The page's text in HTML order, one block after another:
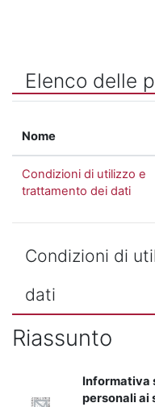
Elenco delle
Nome
Condizioni di utilizzo e
trattamento dei dati
Condizioni di
dati
Riassunto
Informativa
personali ai